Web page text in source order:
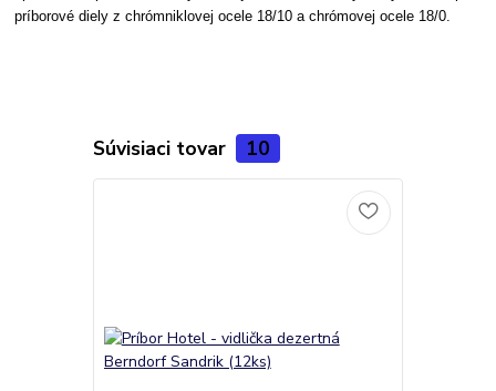
príborové diely z chrómniklovej ocele 18/10 a chrómovej ocele 18/0.
Súvisiaci tovar 10